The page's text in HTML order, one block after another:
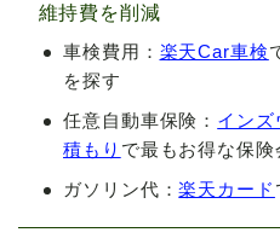
維持費を削減
車検費用： 楽天Car車検
を探す
任意自動車保険： インズ
積もり で最もお得な保
ガソリン代：楽天カード